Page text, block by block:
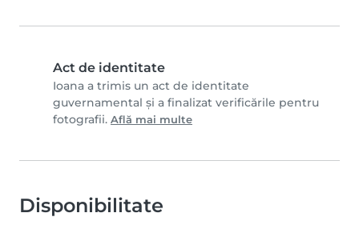
Act de identitate
Ioana a trimis un act de identitate
guvernamental și a finalizat verificările pentru
fotografii. Află mai multe
Disponibilitate